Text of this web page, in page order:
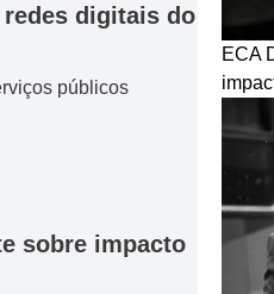
digitais do
públicos
sobre impacto
ECA